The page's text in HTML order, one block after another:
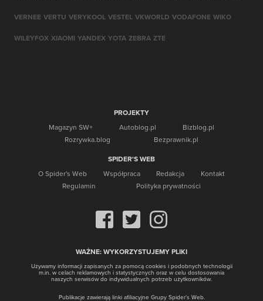
VERNEE VERTU VERYKOOL VESTEL VKWORLD VODAFONE WIKO
WILEYFOX XIAOMI YANDEX YOTA ZEBRA ZTE
WAŻNE: WYKORZYSTUJEMY PLIKI
Używamy informacji zapisanych za pomocą cookies i podobnych technologii
m.in. w celach reklamowych i statystycznych oraz w celu dostosowania
naszych serwisów do indywidualnych potrzeb użytkowników.
Publikacje zawierają linki afiliacyjne Grupy Spider’s Web.
PROJEKTY
Magazyn SW+
Autoblog.pl
Bizblog.pl
Rozrywka.blog
Bezprawnik.pl
SPIDER'S WEB
O Spider's Web
Współpraca Redakcja
Kontakt
Regulamin
Politykaprywatności